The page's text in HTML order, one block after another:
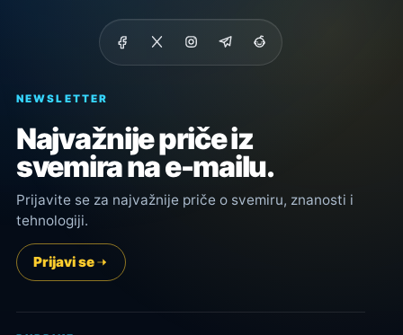
NEWSLETTER
Najvažnije priče iz
svemira na e-mailu.
Prijavite se za najvažnije priče o svemiru, znanosti i
tehnologiji.
Prijavi se